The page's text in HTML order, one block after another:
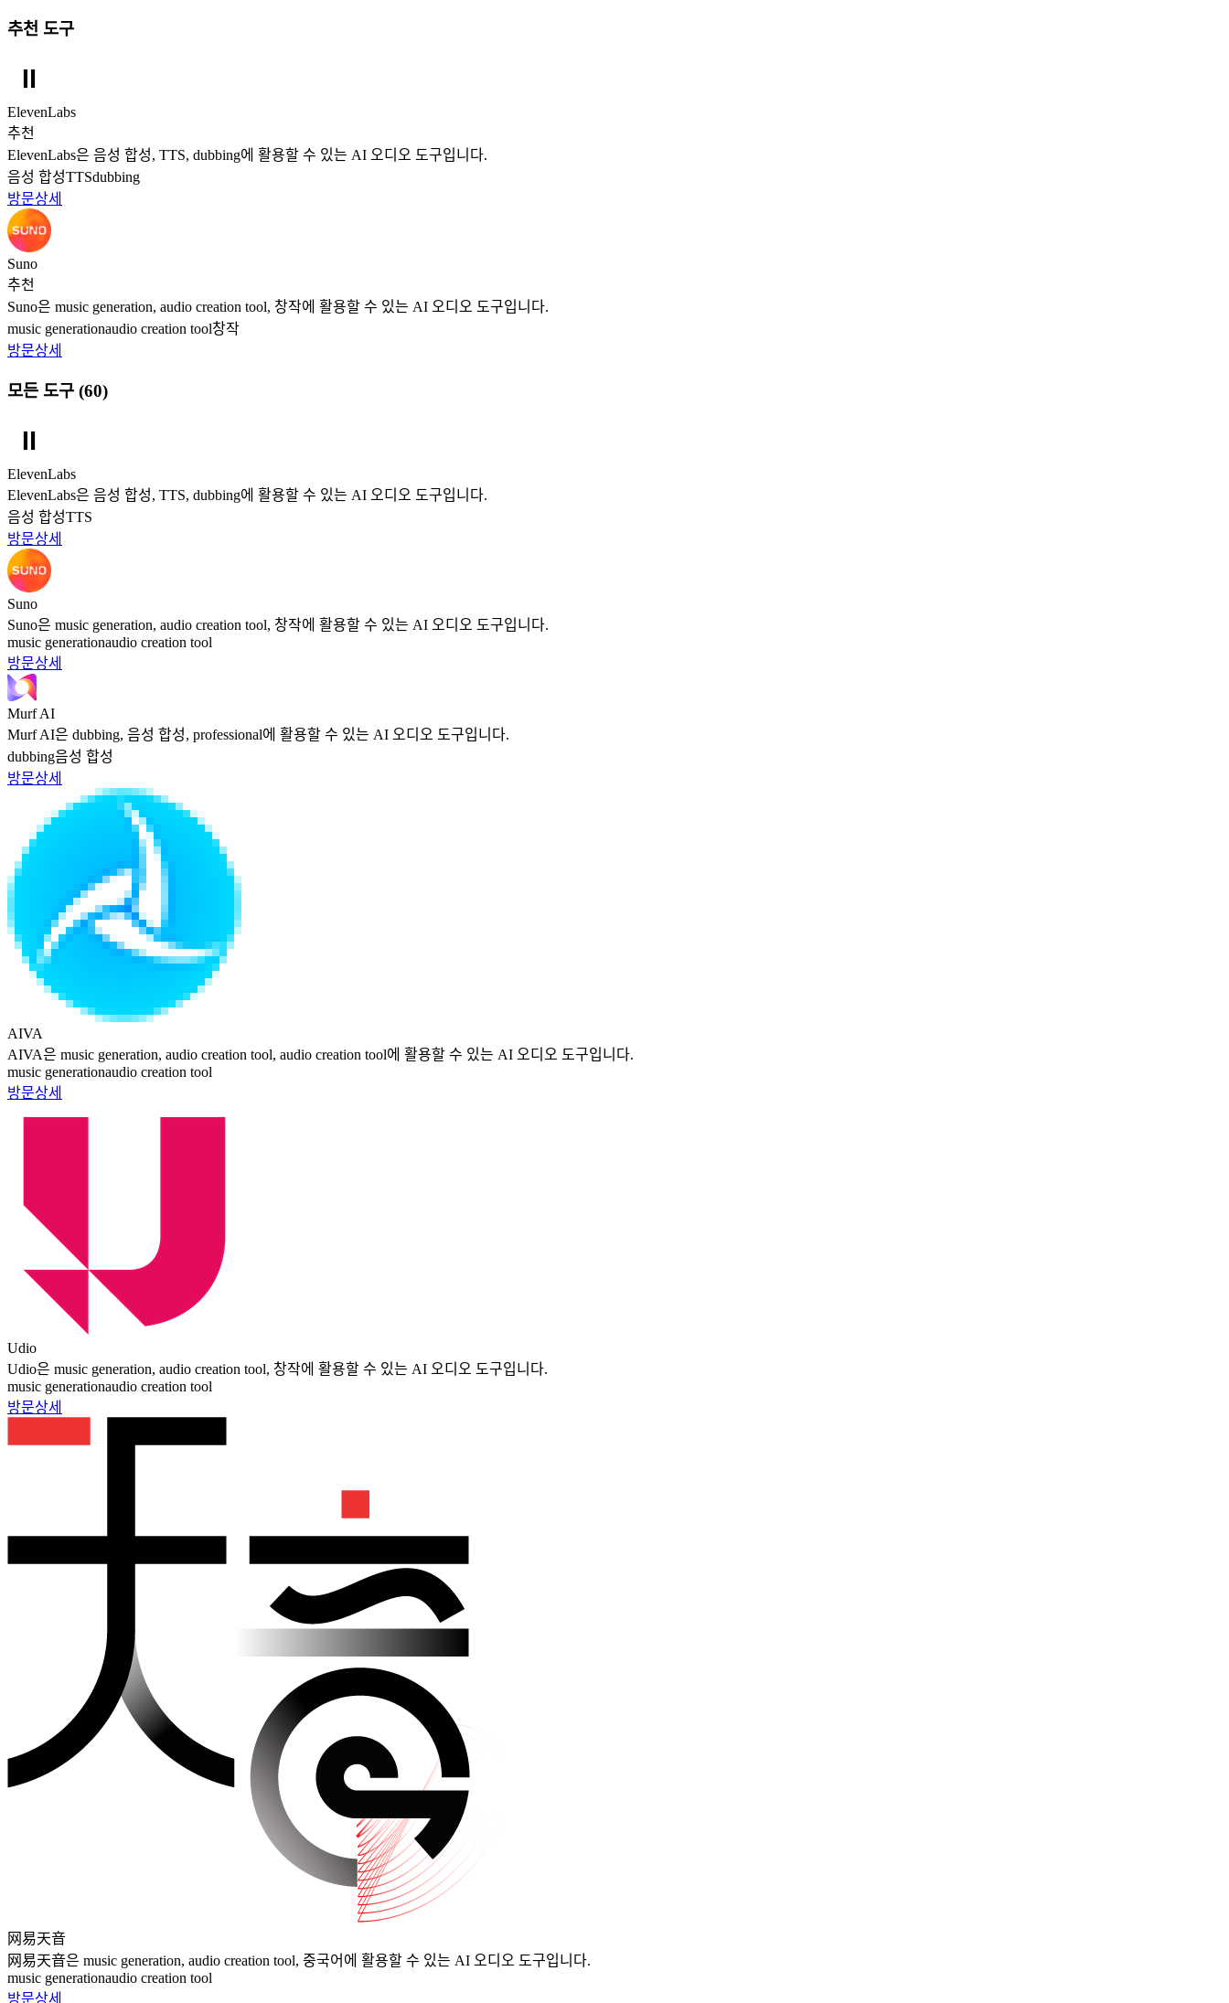
추천 도구
ElevenLabs
추천
ElevenLabs은 음성 합성, TTS, dubbing에 활용할 수 있는 AI 오디오 도구입니다.
음성 합성TTSdubbing
방문상세
Suno
추천
Suno은 music generation, audio creation tool, 창작에 활용할 수 있는 AI 오디오 도구입니다.
music generationaudio creation tool창작
방문상세
모든 도구 (60)
ElevenLabs
ElevenLabs은 음성 합성, TTS, dubbing에 활용할 수 있는 AI 오디오 도구입니다.
음성 합성TTS
방문상세
Suno
Suno은 music generation, audio creation tool, 창작에 활용할 수 있는 AI 오디오 도구입니다.
music generationaudio creation tool
방문상세
Murf AI
Murf AI은 dubbing, 음성 합성, professional에 활용할 수 있는 AI 오디오 도구입니다.
dubbing음성 합성
방문상세
AIVA
AIVA은 music generation, audio creation tool, audio creation tool에 활용할 수 있는 AI 오디오 도구입니다.
music generationaudio creation tool
방문상세
Udio
Udio은 music generation, audio creation tool, 창작에 활용할 수 있는 AI 오디오 도구입니다.
music generationaudio creation tool
방문상세
网易天音
网易天音은 music generation, audio creation tool, 중국어에 활용할 수 있는 AI 오디오 도구입니다.
music generationaudio creation tool
방문상세